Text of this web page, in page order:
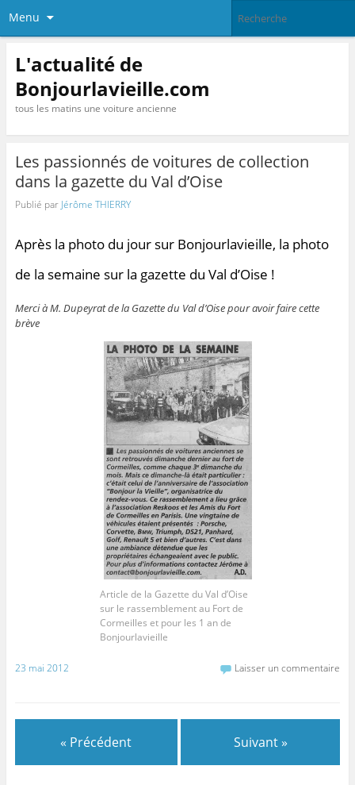
Menu
L'actualité de
Bonjourlavieille.com
tous les matins une voiture ancienne
Les passionnés de voitures de collection
dans la gazette du Val d’Oise
Publié par Jérôme THIERRY
Après la photo du jour sur Bonjourlavieille, la photo
de la semaine sur la gazette du Val d’Oise !
Merci à M. Dupeyrat de la Gazette du Val d’Oise pour avoir faire cette
brève
Article de la Gazette du Val d’Oise
sur le rassemblement au Fort de
Cormeilles et pour les 1 an de
Bonjourlavieille
23 mai 2012 Laisser un commentaire
« Précédent Suivant »